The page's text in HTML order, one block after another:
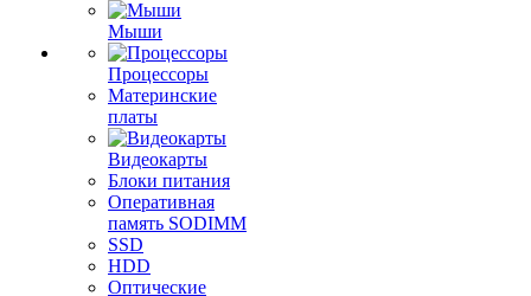
Мыши
Процессоры
Материнские
платы
Видеокарты
Блоки питания
Оперативная
память SODIMM
SSD
HDD
Оптические